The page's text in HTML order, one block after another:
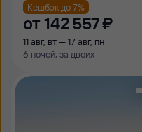
Кешбэк до 7%
от 142 ⁠557 ⁠₽
11 авг, вт — 17 авг, пн
6 ночей, за двоих